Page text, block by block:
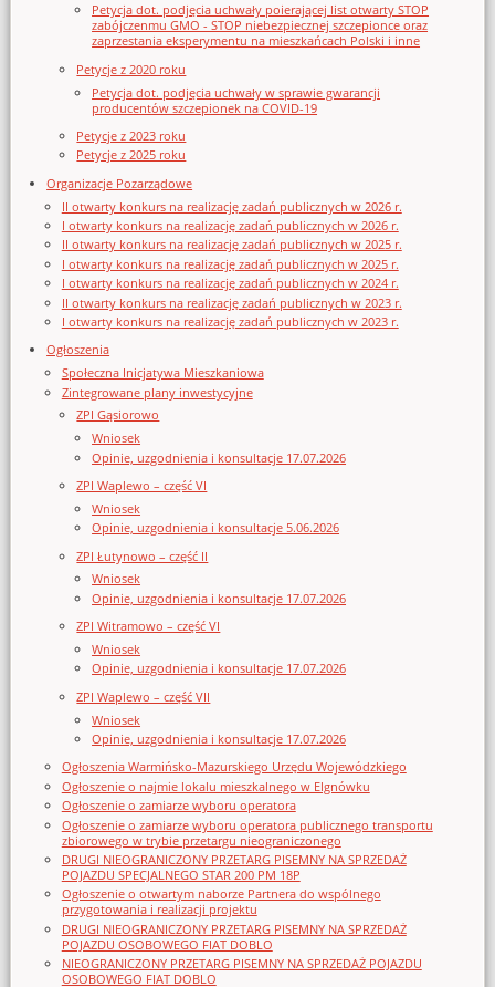
Petycja dot. podjęcia uchwały poierającej list otwarty STOP
zabójczenmu GMO - STOP niebezpiecznej szczepionce oraz
zaprzestania eksperymentu na mieszkańcach Polski i inne
Petycje z 2020 roku
Petycja dot. podjęcia uchwały w sprawie gwarancji
producentów szczepionek na COVID-19
Petycje z 2023 roku
Petycje z 2025 roku
Organizacje Pozarządowe
II otwarty konkurs na realizację zadań publicznych w 2026 r.
I otwarty konkurs na realizację zadań publicznych w 2026 r.
II otwarty konkurs na realizację zadań publicznych w 2025 r.
I otwarty konkurs na realizację zadań publicznych w 2025 r.
I otwarty konkurs na realizację zadań publicznych w 2024 r.
II otwarty konkurs na realizację zadań publicznych w 2023 r.
I otwarty konkurs na realizację zadań publicznych w 2023 r.
Ogłoszenia
Społeczna Inicjatywa Mieszkaniowa
Zintegrowane plany inwestycyjne
ZPI Gąsiorowo
Wniosek
Opinie, uzgodnienia i konsultacje 17.07.2026
ZPI Waplewo – część VI
Wniosek
Opinie, uzgodnienia i konsultacje 5.06.2026
ZPI Łutynowo – część II
Wniosek
Opinie, uzgodnienia i konsultacje 17.07.2026
ZPI Witramowo – część VI
Wniosek
Opinie, uzgodnienia i konsultacje 17.07.2026
ZPI Waplewo – część VII
Wniosek
Opinie, uzgodnienia i konsultacje 17.07.2026
Ogłoszenia Warmińsko-Mazurskiego Urzędu Wojewódzkiego
Ogłoszenie o najmie lokalu mieszkalnego w Elgnówku
Ogłoszenie o zamiarze wyboru operatora
Ogłoszenie o zamiarze wyboru operatora publicznego transportu
zbiorowego w trybie przetargu nieograniczonego
DRUGI NIEOGRANICZONY PRZETARG PISEMNY NA SPRZEDAŻ
POJAZDU SPECJALNEGO STAR 200 PM 18P
Ogłoszenie o otwartym naborze Partnera do wspólnego
przygotowania i realizacji projektu
DRUGI NIEOGRANICZONY PRZETARG PISEMNY NA SPRZEDAŻ
POJAZDU OSOBOWEGO FIAT DOBLO
NIEOGRANICZONY PRZETARG PISEMNY NA SPRZEDAŻ POJAZDU
OSOBOWEGO FIAT DOBLO